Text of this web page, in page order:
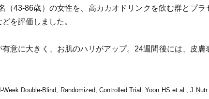
43-86歳）の女性を、高カカオドリンクを飲む群とプラ
を評価しました。
意に大きく、お肌のハリがアップ。24週間後には、皮膚
Double-Blind, Randomized, Controlled Trial. Yoon HS et al., J